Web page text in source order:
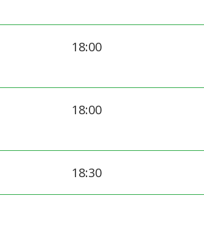
18:00
18:00
18:30